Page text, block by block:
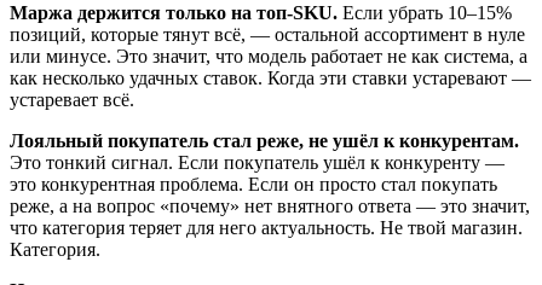
Маржа держится только на топ-SKU. Если убрать 10–15%
позиций, которые тянут всё, — остальной ассортимент в нуле
или минусе. Это значит, что модель работает не как система, а
как несколько удачных ставок. Когда эти ставки устаревают —
устаревает всё.
Лояльный покупатель стал реже, не ушёл к конкурентам.
Это тонкий сигнал. Если покупатель ушёл к конкуренту —
это конкурентная проблема. Если он просто стал покупать
реже, а на вопрос «почему» нет внятного ответа — это значит,
что категория теряет для него актуальность. Не твой магазин.
Категория.